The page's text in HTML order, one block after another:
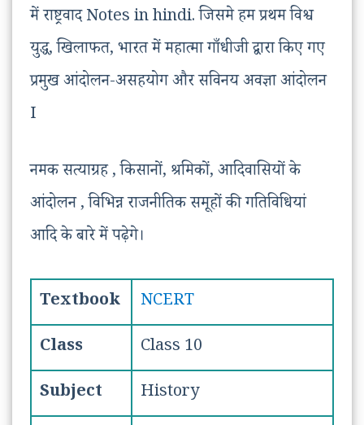
में राष्ट्रवाद Notes in hindi. जिसमे हम प्रथम विश्व
युद्ध, खिलाफत, भारत में महात्मा गाँधीजी द्वारा किए गए
प्रमुख आंदोलन-असहयोग और सविनय अवज्ञा आंदोलन
I
नमक सत्याग्रह , किसानों, श्रमिकों, आदिवासियों के
आंदोलन , विभिन्न राजनीतिक समूहों की गतिविधियां
आदि के बारे में पढ़ेगे।
Textbook
NCERT
Class
Class 10
Subject
History